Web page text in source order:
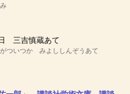
三吉慎蔵あて
ついつか みよししんぞうあて